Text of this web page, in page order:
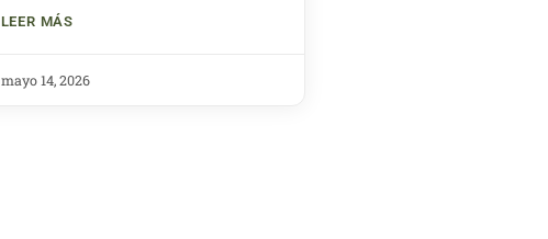
LEER MÁS
mayo 14, 2026